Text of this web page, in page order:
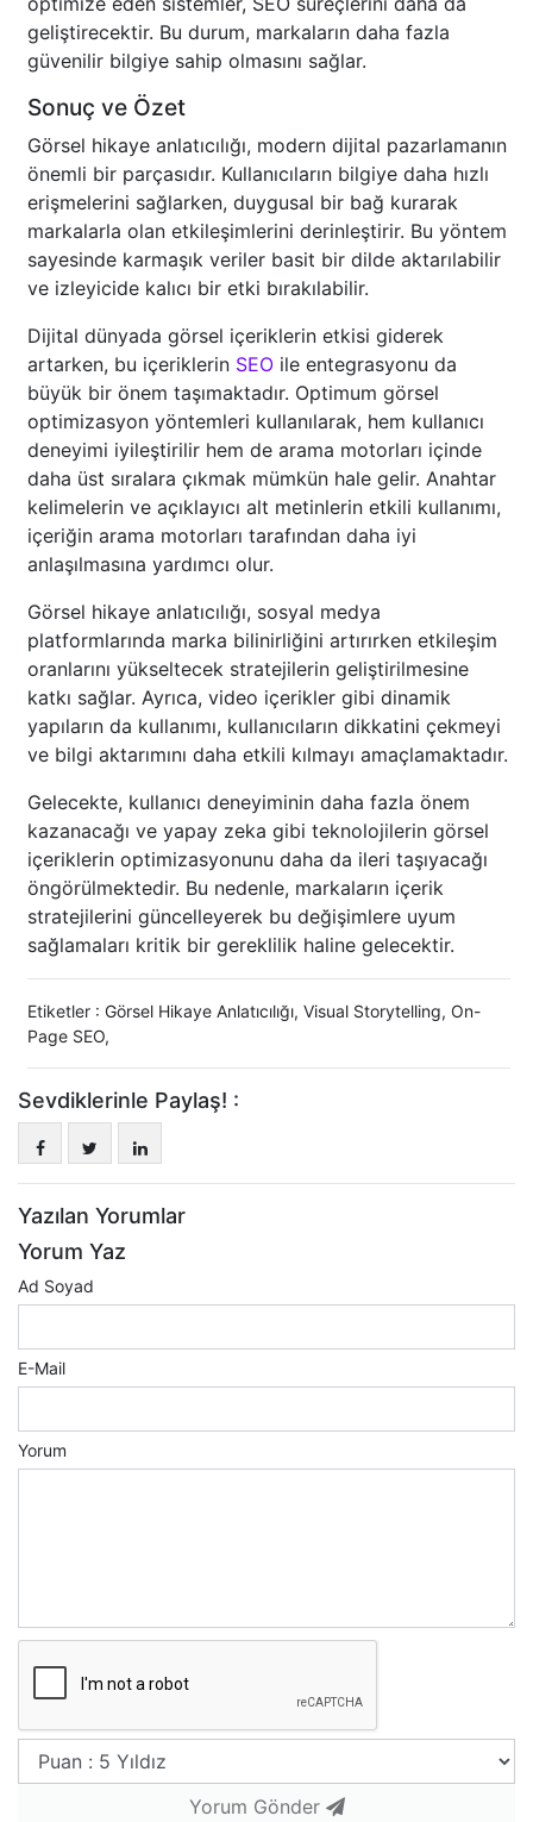
geliştirecektir. Bu durum, markaların daha fazla
güvenilir bilgiye sahip olmasını sağlar.
Sonuç ve Özet
Görsel hikaye anlatıcılığı, modern dijital pazarlamanın
önemli bir parçasıdır. Kullanıcıların bilgiye daha hızlı
erişmelerini sağlarken, duygusal bir bağ kurarak
markalarla olan etkileşimlerini derinleştirir. Bu yöntem
sayesinde karmaşık veriler basit bir dilde aktarılabilir
ve izleyicide kalıcı bir etki bırakılabilir.
Dijital dünyada görsel içeriklerin etkisi giderek
artarken, bu içeriklerin SEO ile entegrasyonu da
büyük bir önem taşımaktadır. Optimum görsel
optimizasyon yöntemleri kullanılarak, hem kullanıcı
deneyimi iyileştirilir hem de arama motorları içinde
daha üst sıralara çıkmak mümkün hale gelir. Anahtar
kelimelerin ve açıklayıcı alt metinlerin etkili kullanımı,
içeriğin arama motorları tarafından daha iyi
anlaşılmasına yardımcı olur.
Görsel hikaye anlatıcılığı, sosyal medya
platformlarında marka bilinirliğini artırırken etkileşim
oranlarını yükseltecek stratejilerin geliştirilmesine
katkı sağlar. Ayrıca, video içerikler gibi dinamik
yapıların da kullanımı, kullanıcıların dikkatini çekmeyi
ve bilgi aktarımını daha etkili kılmayı amaçlamaktadır.
Gelecekte, kullanıcı deneyiminin daha fazla önem
kazanacağı ve yapay zeka gibi teknolojilerin görsel
içeriklerin optimizasyonunu daha da ileri taşıyacağı
öngörülmektedir. Bu nedenle, markaların içerik
stratejilerini güncelleyerek bu değişimlere uyum
sağlamaları kritik bir gereklilik haline gelecektir.
Etiketler : Görsel Hikaye Anlatıcılığı, Visual Storytelling, On-
Page SEO,
Sevdiklerinle Paylaş! :
Yazılan Yorumlar
Yorum Yaz
Ad Soyad
E-Mail
Yorum
Yorum Gönder